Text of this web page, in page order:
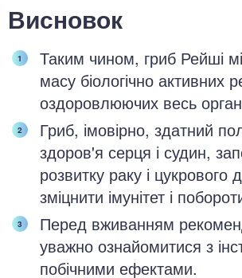
Висновок
Таким чином, гриб Рейші
масу біологічно активних
оздоровлюючих весь
Гриб, імовірно, здатний
здоров'я серця і судин,
розвитку раку і цукрового
зміцнити імунітет і
Перед вживанням
уважно ознайомитися з
побічними ефектами.